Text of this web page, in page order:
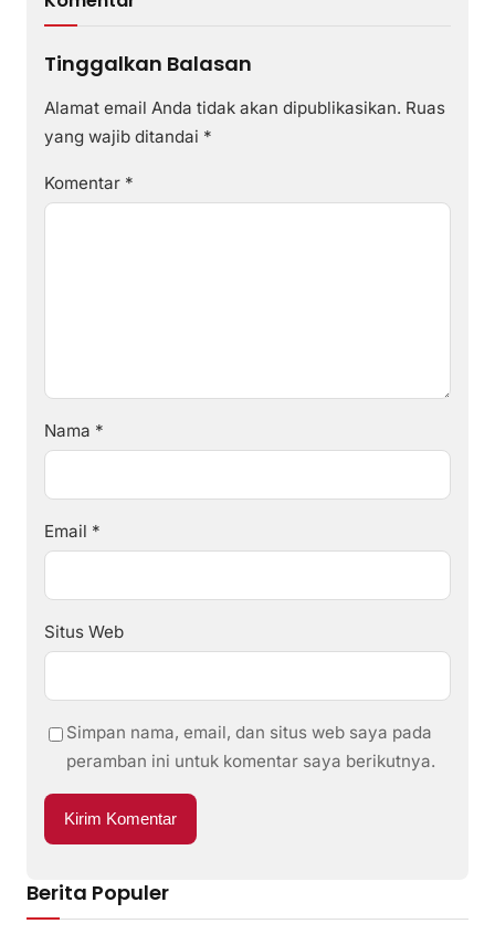
Tinggalkan Balasan
Alamat email Anda tidak akan dipublikasikan. Ruas
yang wajib ditandai *
Komentar *
Nama *
Email *
Situs Web
Simpan nama, email, dan situs web saya pada
peramban ini untuk komentar saya berikutnya.
Berita Populer